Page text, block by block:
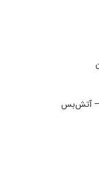
– آتش‌بس